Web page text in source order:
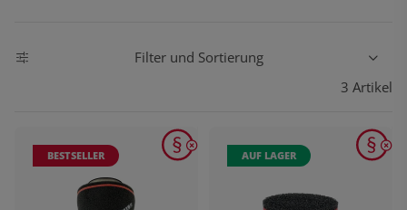
Filter und Sortierung
3 Artikel
BESTSELLER AUF LAGER